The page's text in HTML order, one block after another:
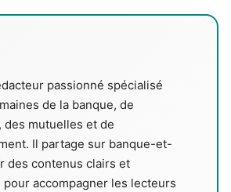
passionné spécialisé
de la banque, de
des mutuelles et de
Il partage sur banque-et-
des contenus clairs et
pour accompagner les lecteurs